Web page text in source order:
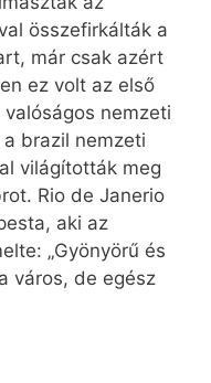
összefirkálták a
már csak azért
ez volt az első
nemzeti
brazil nemzeti
világították meg
Rio de Janerio
aki az
„Gyönyörű és
város, de egész